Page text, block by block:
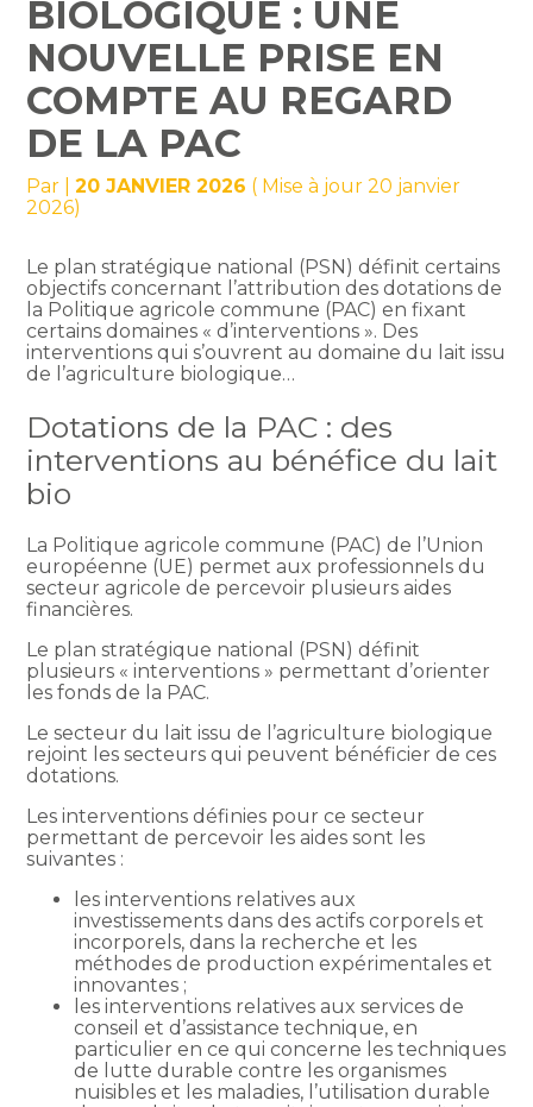
BIOLOGIQUE : UNE
NOUVELLE PRISE EN
COMPTE AU REGARD
DE LA PAC
Par |20 JANVIER 2026 ( Mise à jour 20 janvier
2026)
Le plan stratégique national (PSN) définit certains
objectifs concernant l’attribution des dotations de
la Politique agricole commune (PAC) en fixant
certains domaines « d’interventions ». Des
interventions qui s’ouvrent au domaine du lait issu
de l’agriculture biologique…
Dotations de la PAC : des
interventions au bénéfice du lait
bio
La Politique agricole commune (PAC) de l’Union
européenne (UE) permet aux professionnels du
secteur agricole de percevoir plusieurs aides
financières.
Le plan stratégique national (PSN) définit
plusieurs « interventions » permettant d’orienter
les fonds de la PAC.
Le secteur du lait issu de l’agriculture biologique
rejoint les secteurs qui peuvent bénéficier de ces
dotations.
Les interventions définies pour ce secteur
permettant de percevoir les aides sont les
suivantes :
les interventions relatives aux
investissements dans des actifs corporels et
incorporels, dans la recherche et les
méthodes de production expérimentales et
innovantes ;
les interventions relatives aux services de
conseil et d’assistance technique, en
particulier en ce qui concerne les techniques
de lutte durable contre les organismes
nuisibles et les maladies, l’utilisation durable